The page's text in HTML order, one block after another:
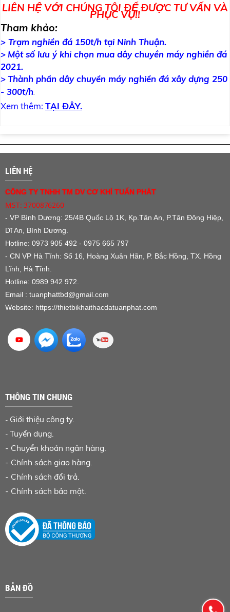
LIÊN HỆ VỚI CHÚNG TÔI ĐỂ ĐƯỢC TƯ VẤN VÀ
PHỤC VỤ!!
Tham khảo:
> Trạm nghiền đá 150t/h tại Ninh Thuận.
> Một số lưu ý khi chọn mua dây chuyền máy nghiền đá
2021.
>Thành phần dây chuyền máy nghiền đá xây dựng 250
- 300t/h
Xem thêm: TẠI ĐÂY.
LIÊN HỆ
CÔNG TY TNHH TM DV CƠ KHÍ TUẤN PHÁT
MST: 3700876260
- VP Bình Dương: 25/4B Quốc Lộ 1K, Kp.Tân An, P.Tân Đông Hiệp,
Dĩ An, Bình Dương.
Hotline: 0973 905 492 - 0975 665 797
- CN VP Hà Tĩnh: Số 16, Hoàng Xuân Hãn, P. Bắc Hồng, TX. Hồng
Lĩnh, Hà Tĩnh.
Hotline: 0989 942 972.
Email : tuanphattbd@gmail.com
Website: https://thietbikhaithacdatuanphat.com
THÔNG TIN CHUNG
- Giới thiệu công ty.
- Tuyển dụng.
- Chuyển khoản ngân hàng
- Chính sách giao hàng.
- Chính sách đổi trả.
- Chính sách bảo mật.
BẢN ĐỒ